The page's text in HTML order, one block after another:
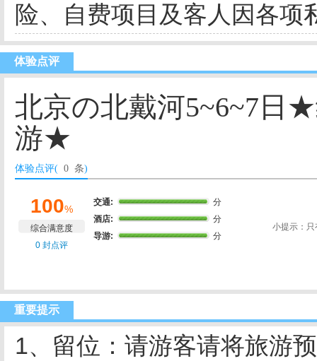
险、自费项目及客人因各项
体验点评
北京の北戴河5~6~7
游★
体验点评( 0 条)
100%
综合满意度
0 封点评
交通:
分
酒店:
分
导游:
分
小提示：
重要提示
1、留位：请游客请将旅游